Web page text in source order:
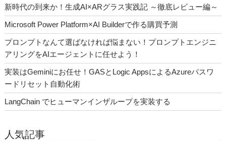
新時代の到来か！生成AI×ARグラス実践記 ～徹底レビュー編～
Microsoft Power Platform×AI Builderで作る購買予測
プロンプトなんて選ばなければ悩まない！プロンプトエンジニ
アリングをAIエージェントに任せよう！
実装はGeminiにお任せ！GASとLogic AppsによるAzureパスワ
ードリセット自動化術
LangChain でヒューマンインザループを実装する
人気記事